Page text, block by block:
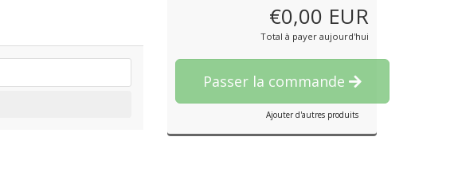
€0,00 EUR
Total à payer aujourd'hui
Passer la commande
Ajouter d'autres produits